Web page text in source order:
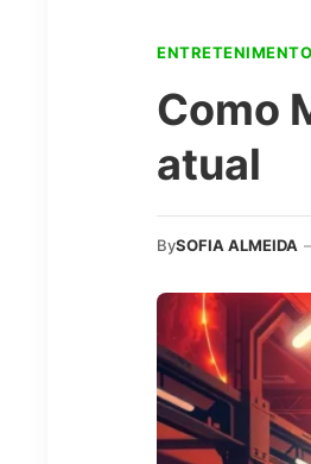
ENTRETENIMENTO
Como
atual
BySOFIA ALMEIDA